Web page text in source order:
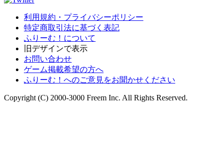
利用規約・プライバシーポリシー
特定商取引法に基づく表記
ふりーむ！について
旧デザインで表示
お問い合わせ
ゲーム掲載希望の方へ
ふりーむ！へのご意見をお聞かせください
Copyright (C) 2000-3000 Freem Inc. All Rights Reserved.